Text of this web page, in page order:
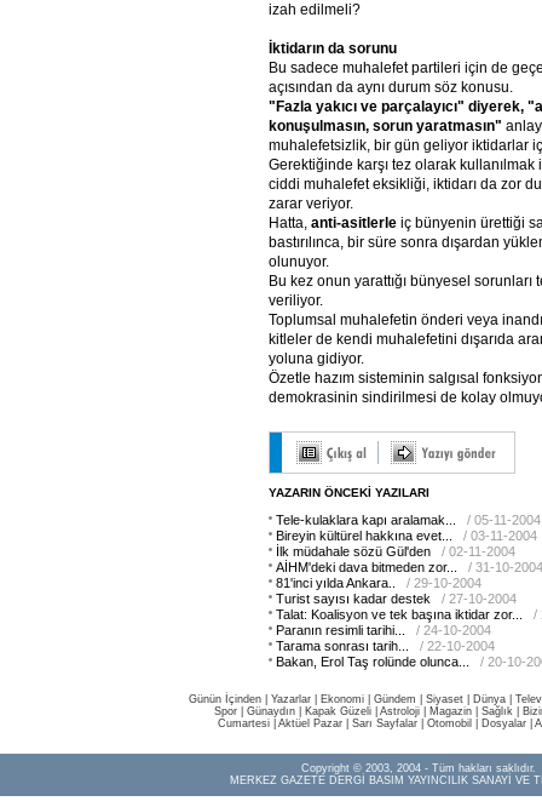
izah edilmeli?
İktidarın da sorunu
Bu sadece muhalefet partileri için de
açısından da aynı durum söz konusu.
"Fazla yakıcı ve parçalayıcı" diyerek,
konuşulmasın, sorun yaratmasın"
muhalefetsizlik, bir gün geliyor iktidarlar
Gerektiğinde karşı tez olarak kullanılmak
ciddi muhalefet eksikliği, iktidarı da zor
zarar veriyor.
Hatta, anti-asitlerle iç bünyenin ürettiği
bastırılınca, bir süre sonra dışardan
olunuyor.
Bu kez onun yarattığı bünyesel
veriliyor.
Toplumsal muhalefetin önderi veya
kitleler de kendi muhalefetini dışarıda
yoluna gidiyor.
Özetle hazım sisteminin salgısal
demokrasinin sindirilmesi de kolay
YAZARIN ÖNCEKİ YAZILARI
Tele-kulaklara kapı aralamak...
/ 05-11-2004
Bireyin kültürel hakkına evet...
/ 03-11-2004
İlk müdahale sözü Gül'den
/ 02-11-2004
AİHM'deki dava bitmeden zor...
/ 31-10-2004
81'inci yılda Ankara..
/ 29-10-2004
Turist sayısı kadar destek
/ 27-10-2004
Talat: Koalisyon ve tek başına iktidar zor...
/
Paranın resimli tarihi...
/ 24-10-2004
Tarama sonrası tarih...
/ 22-10-2004
Bakan, Erol Taş rolünde olunca...
/ 20-10-
Günün İçinden Yazarlar Ekonomi Gündem Siyaset Dünya |
Spor
Günaydın Kapak Güzeli Astroloji Magazin Sağlık
Cumartesi| Aktüel Pazar| Sarı Sayfalar| Otomobil Dosyalar|
Copyright © 2003, 2004 - Tüm hakları saklıdır.
MERKEZ GAZETE DERGİ BASIM YAYINCILIK SANAYİ VE